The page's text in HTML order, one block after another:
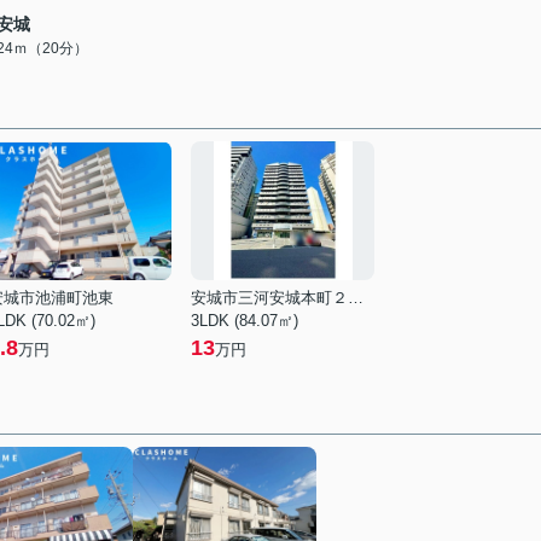
城
ｍ（20分）
城市池浦町池東
(70.02㎡)
万円
安城市三河安城本町２丁目
3LDK (84.07㎡)
13万円